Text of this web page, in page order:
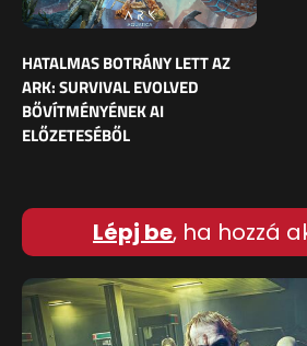
HATALMAS BOTRÁNY LETT AZ
ARK: SURVIVAL EVOLVED
BŐVÍTMÉNYÉNEK AI
ELŐZETESÉBŐL
Lépj be, ha hozzá